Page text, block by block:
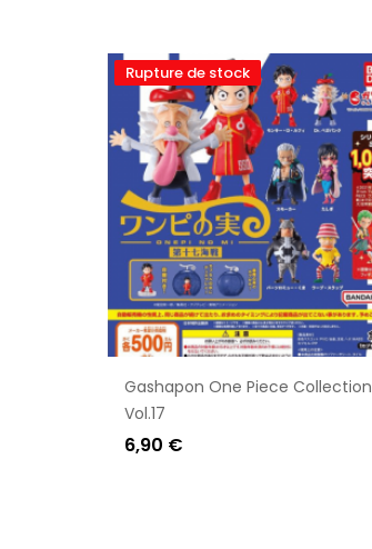
Rupture de stock
Gashapon One Piece Collection
Vol.17
6,90 €